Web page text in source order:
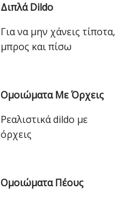
Διπλά Dildo
Για να μην χάνεις τίποτα,
μπρος και πίσω
Ομοιώματα Με Όρχεις
Ρεαλιστικά dildo με
όρχεις
Ομοιώματα Πέους